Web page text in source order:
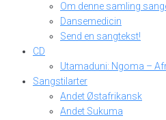
Om denne samling
Dansemedicin
Send en sangtekst!
CD
Utamaduni: Ngoma –
Sangstilarter
Andet Østafrikansk
Andet Sukuma